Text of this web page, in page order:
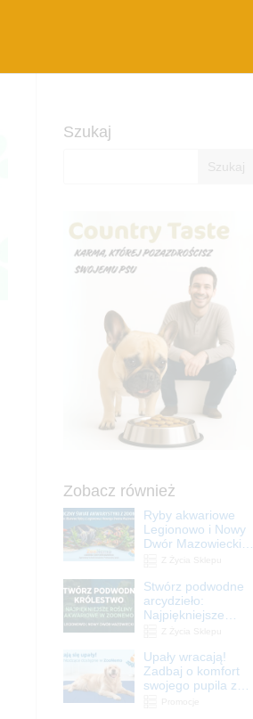
Szukaj
Zobacz również
Ryby akwariowe
Legionowo i Nowy
Dwór Mazowiecki –
Stwórz podwodne
arcydzieło:
Najpiękniejsze
Legionowo i Nowy
Dwór Mazowiecki
Upały wracają!
Zadbaj o komfort
swojego pupila z